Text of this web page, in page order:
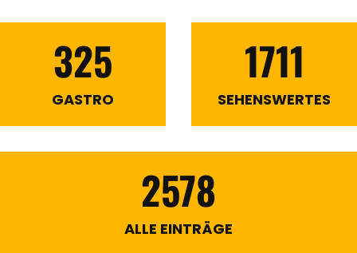
325
GASTRO
1711
SEHENSWERTES
2578
ALLE EINTRÄGE